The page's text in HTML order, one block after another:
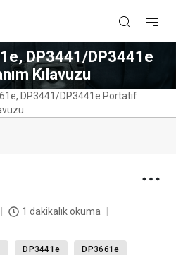
DP3441/DP3441e
Kılavuzu
DP3441/DP3441e Portatif
1 dakikalık okuma
DP3441e DP3661e